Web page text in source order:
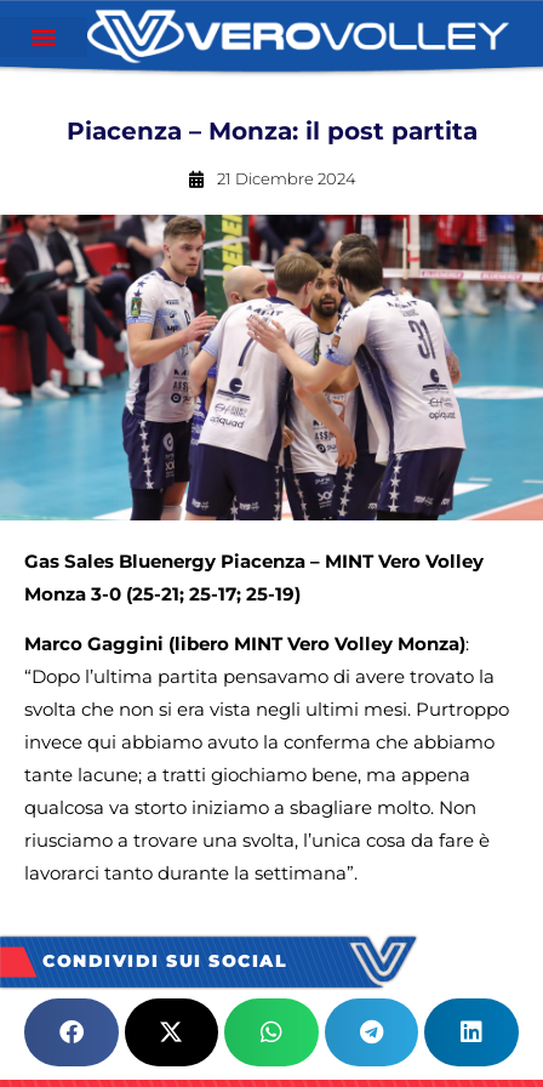
Piacenza – Monza: il post partita
21 Dicembre 2024
Gas Sales Bluenergy Piacenza – MINT Vero Volley
Monza 3-0 (25-21; 25-17; 25-19)
Marco Gaggini (libero MINT Vero Volley Monza):
“Dopo l’ultima partita pensavamo di avere trovato la
svolta che non si era vista negli ultimi mesi. Purtroppo
invece qui abbiamo avuto la conferma che abbiamo
tante lacune; a tratti giochiamo bene, ma appena
qualcosa va storto iniziamo a sbagliare molto. Non
riusciamo a trovare una svolta, l’unica cosa da fare è
lavorarci tanto durante la settimana”.
CONDIVIDI SUI SOCIAL